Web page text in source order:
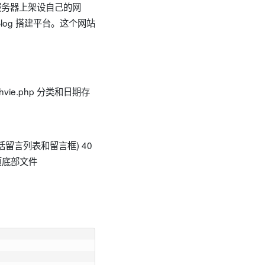
器上架设自己的网
搭建平台。这个网站
分类和日期存
言列表和留言框) 40
部文件